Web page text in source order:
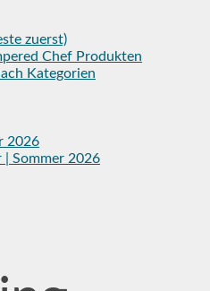
zuerst)
Chef Produkten
Kategorien
2026
| Sommer 2026